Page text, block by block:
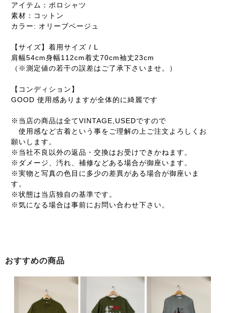
アイテム：ポロシャツ
素材：コットン
カラー: オリーブベージュ
【サイズ】着用サイズ / L
肩幅54cm身幅112cm着丈70cm袖丈23cm
（※測定値の若干の誤差はご了承下さいませ。）
【コンディション】
GOOD 使用感ありますが全体的に綺麗です
※当店の商品は全てVINTAGE,USEDですので
使用感など古着という事をご理解の上ご注文よろしくお
願いします。
※当社不良以外の返品・交換はお受けできかねます。
※ダメージ、汚れ、補修などある場合が御座います。
※実物と写真の色目に多少の差異がある場合が御座いま
す。
※状態は当店独自の基準です。
※気になる場合は事前にお問い合わせ下さい。
おすすめの商品